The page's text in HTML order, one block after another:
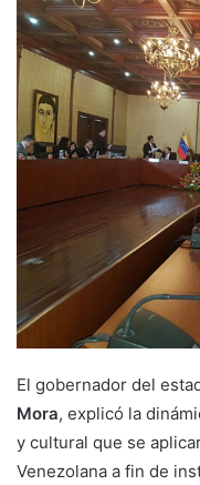
El gobernador del
Mora, explicó la
y cultural que se
Venezolana a fin de